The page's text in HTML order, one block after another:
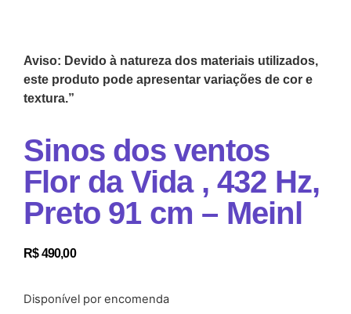
Aviso: Devido à natureza dos materiais utilizados,
este produto pode apresentar variações de cor e
textura.”
Sinos dos ventos
Flor da Vida , 432 Hz,
Preto 91 cm – Meinl
R$490,00
Disponível por encomenda